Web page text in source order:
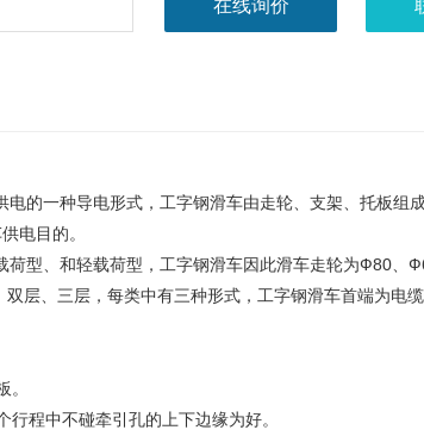
在线询价
电的一种导电形式，工字钢滑车由走轮、支架、托板组
电目的。
荷型、和轻载荷型，工字钢滑车因此滑车走轮为Ф80、
层、三层，每类中有三种形式，工字钢滑车首端为电
。
程中不碰牵引孔的上下边缘为好。